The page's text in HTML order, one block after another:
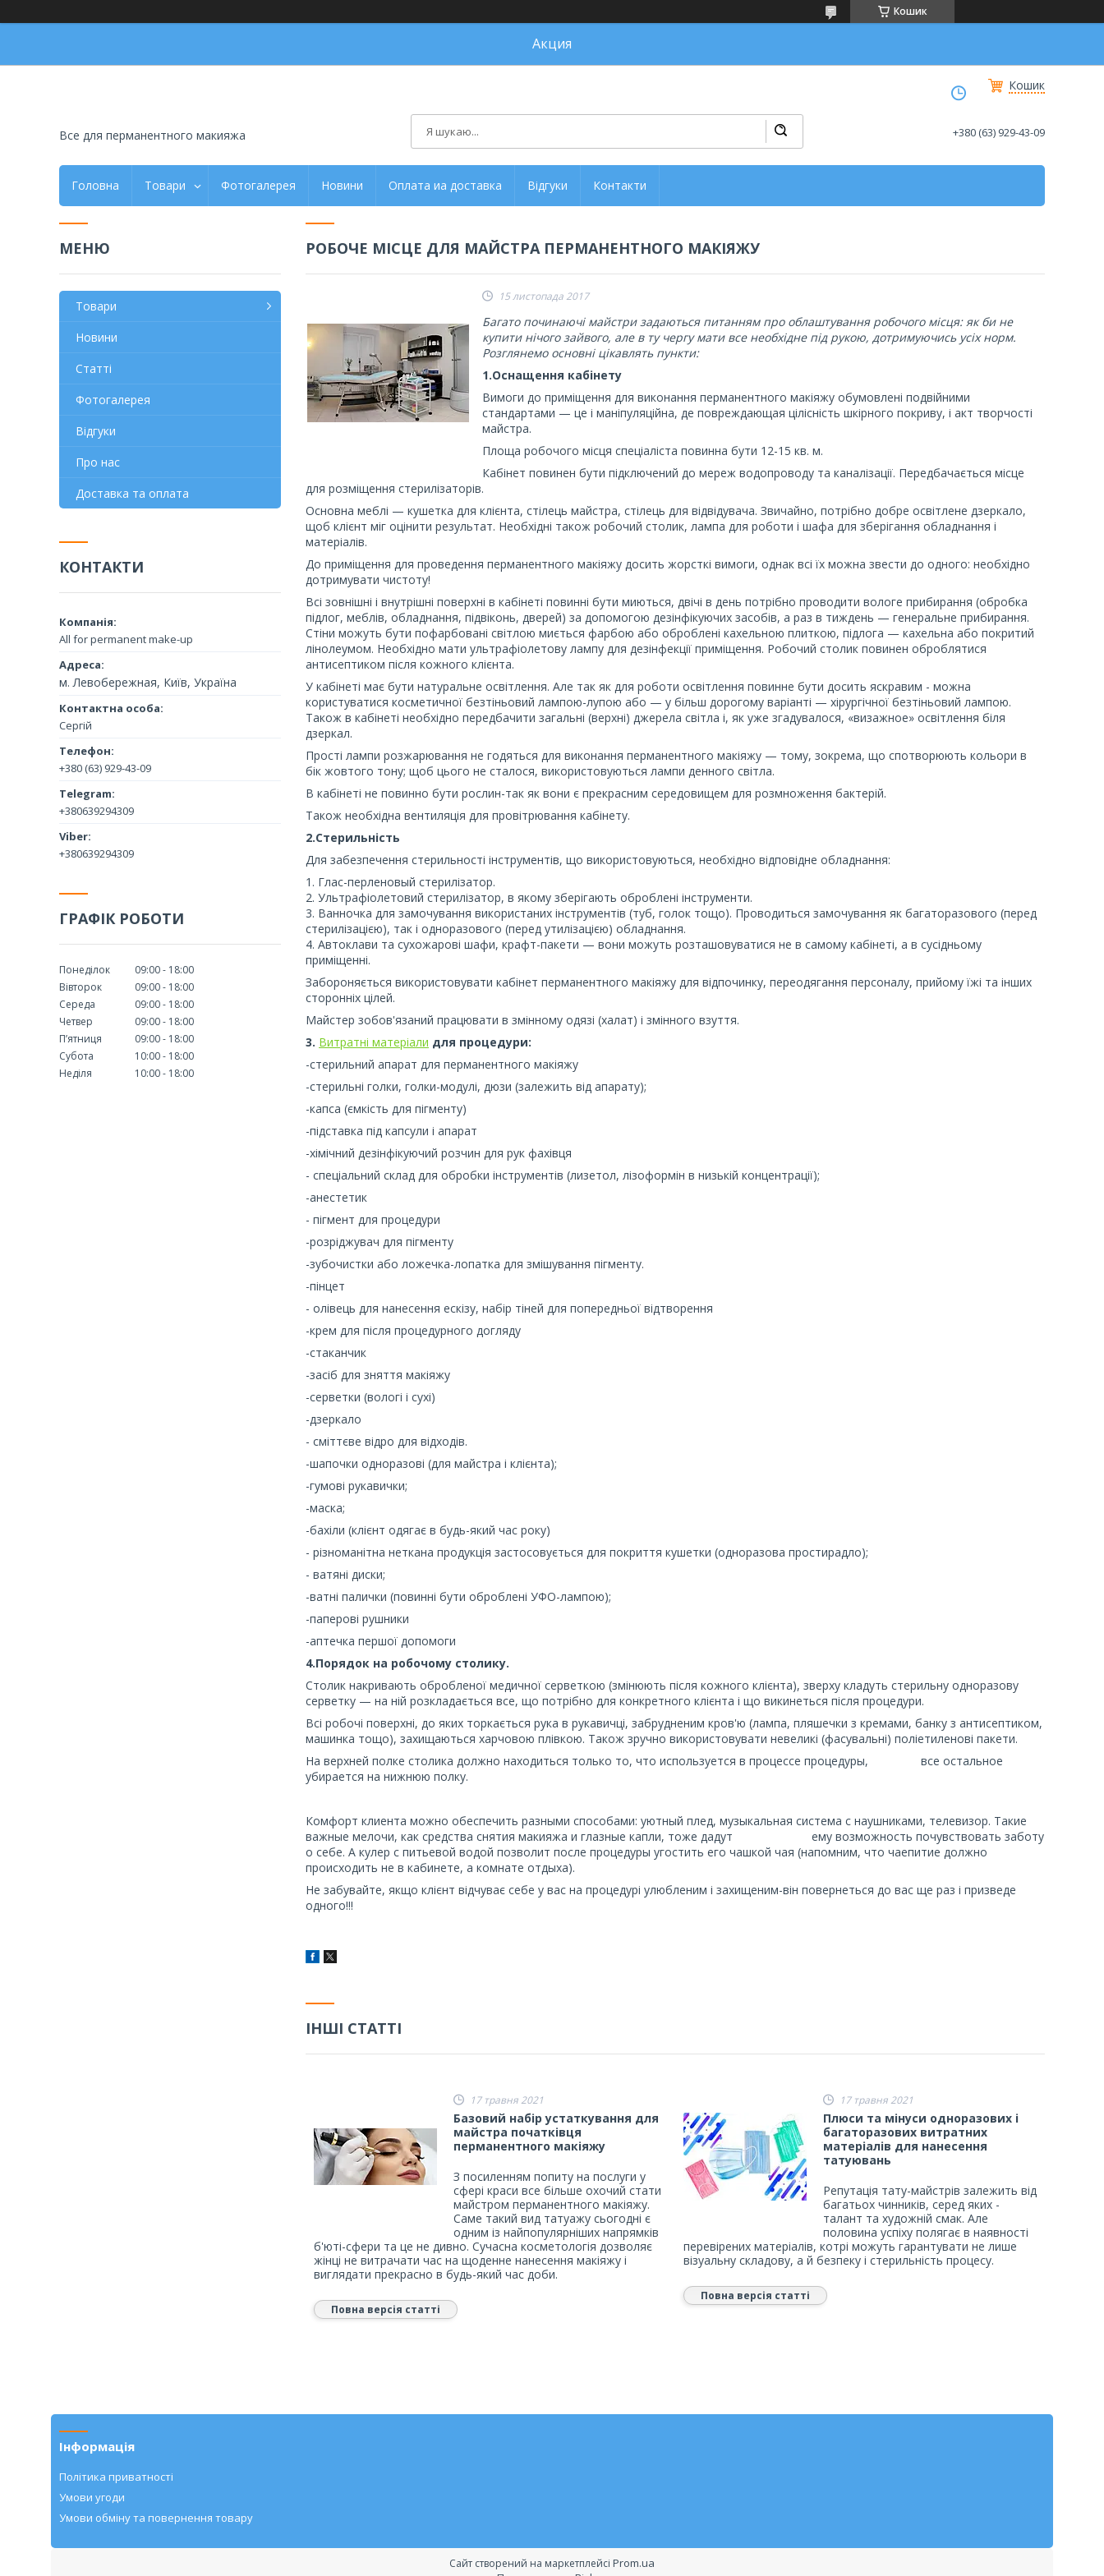
Кошик
Акция
Кошик
Все для перманентного макияжа +380 (63) 929-43-09
Головна Товари Фотогалерея Новини Оплата иа доставка Відгуки Контакти
РОБОЧЕ МІСЦЕ ДЛЯ МАЙСТРА ПЕРМАНЕНТНОГО МАКІЯЖУ
15 листопада 2017
Багато починаючі майстри задаються питанням про облаштування робочого місця: як би не
купити нічого зайвого, але в ту чергу мати все необхідне під рукою, дотримуючись усіх норм.
Розглянемо основні цікавлять пункти:
1.Оснащення кабінету
Вимоги до приміщення для виконання перманентного макіяжу обумовлені подвійними
стандартами — це і маніпуляційна, де повреждающая цілісність шкірного покриву, і акт творчості
майстра.
Площа робочого місця спеціаліста повинна бути 12-15 кв. м.
Кабінет повинен бути підключений до мереж водопроводу та каналізації. Передбачається місце
для розміщення стерилізаторів.
Основна меблі — кушетка для клієнта, стілець майстра, стілець для відвідувача. Звичайно, потрібно добре освітлене дзеркало,
щоб клієнт міг оцінити результат. Необхідні також робочий столик, лампа для роботи і шафа для зберігання обладнання і
матеріалів.
До приміщення для проведення перманентного макіяжу досить жорсткі вимоги, однак всі їх можна звести до одного: необхідно
дотримувати чистоту!
Всі зовнішні і внутрішні поверхні в кабінеті повинні бути миються, двічі в день потрібно проводити вологе прибирання (обробка
підлог, меблів, обладнання, підвіконь, дверей) за допомогою дезінфікуючих засобів, а раз в тиждень — генеральне прибирання.
Стіни можуть бути пофарбовані світлою миється фарбою або оброблені кахельною плиткою, підлога — кахельна або покритий
лінолеумом. Необхідно мати ультрафіолетову лампу для дезінфекції приміщення. Робочий столик повинен оброблятися
антисептиком після кожного клієнта.
У кабінеті має бути натуральне освітлення. Але так як для роботи освітлення повинне бути досить яскравим - можна
користуватися косметичної безтіньовий лампою-лупою або — у більш дорогому варіанті — хірургічної безтіньовий лампою.
Також в кабінеті необхідно передбачити загальні (верхні) джерела світла і, як уже згадувалося, «визажное» освітлення біля
дзеркал.
Прості лампи розжарювання не годяться для виконання перманентного макіяжу — тому, зокрема, що спотворюють кольори в
бік жовтого тону; щоб цього не сталося, використовуються лампи денного світла.
В кабінеті не повинно бути рослин-так як вони є прекрасним середовищем для розмноження бактерій.
Також необхідна вентиляція для провітрювання кабінету.
2.Стерильність
Для забезпечення стерильності інструментів, що використовуються, необхідно відповідне обладнання:
1. Глас-перленовый стерилізатор.
2. Ультрафіолетовий стерилізатор, в якому зберігають оброблені інструменти.
3. Ванночка для замочування використаних інструментів (туб, голок тощо). Проводиться замочування як багаторазового (перед
стерилізацією), так і одноразового (перед утилізацією) обладнання.
4. Автоклави та сухожарові шафи, крафт-пакети — вони можуть розташовуватися не в самому кабінеті, а в сусідньому
приміщенні.
Забороняється використовувати кабінет перманентного макіяжу для відпочинку, переодягання персоналу, прийому їжі та інших
сторонніх цілей.
Майстер зобов'язаний працювати в змінному одязі (халат) і змінного взуття.
3. Витратні матеріали для процедури:
-стерильний апарат для перманентного макіяжу
-стерильні голки, голки-модулі, дюзи (залежить від апарату);
-капса (ємкість для пігменту)
-підставка під капсули і апарат
-хімічний дезінфікуючий розчин для рук фахівця
- спеціальний склад для обробки інструментів (лизетол, лізоформін в низькій концентрації);
-анестетик
- пігмент для процедури
-розріджувач для пігменту
-зубочистки або ложечка-лопатка для змішування пігменту.
-пінцет
- олівець для нанесення ескізу, набір тіней для попередньої відтворення
-крем для після процедурного догляду
-стаканчик
-засіб для зняття макіяжу
-серветки (вологі і сухі)
-дзеркало
- сміттєве відро для відходів.
-шапочки одноразові (для майстра і клієнта);
-гумові рукавички;
-маска;
-бахіли (клієнт одягає в будь-який час року)
- різноманітна неткана продукція застосовується для покриття кушетки (одноразова простирадло);
- ватяні диски;
-ватні палички (повинні бути оброблені УФО-лампою);
-паперові рушники
-аптечка першої допомоги
4.Порядок на робочому столику.
Столик накривають обробленої медичної серветкою (змінюють після кожного клієнта), зверху кладуть стерильну одноразову
серветку — на ній розкладається все, що потрібно для конкретного клієнта і що викинеться після процедури.
Всі робочі поверхні, до яких торкається рука в рукавичці, забрудненим кров'ю (лампа, пляшечки з кремами, банку з антисептиком,
машинка тощо), захищаються харчовою плівкою. Також зручно використовувати невеликі (фасувальні) поліетиленові пакети.
На верхней полке столика должно находиться только то, что используется в процессе процедуры, все остальное
убирается на нижнюю полку.
Комфорт клиента можно обеспечить разными способами: уютный плед, музыкальная система с наушниками, телевизор. Такие
важные мелочи, как средства снятия макияжа и глазные капли, тоже дадут ему возможность почувствовать заботу
о себе. А кулер с питьевой водой позволит после процедуры угостить его чашкой чая (напомним, что чаепитие должно
происходить не в кабинете, а комнате отдыха).
Не забувайте, якщо клієнт відчуває себе у вас на процедурі улюбленим і захищеним-він повернеться до вас ще раз і призведе
одного!!!
ІНШІ СТАТТІ
17 травня 2021
Базовий набір устаткування для
майстра початківця
перманентного макіяжу
З посиленням попиту на послуги у
сфері краси все більше охочий стати
майстром перманентного макіяжу.
Саме такий вид татуажу сьогодні є
одним із найпопулярніших напрямків
б'юті-сфери та це не дивно. Сучасна косметологія дозволяє
жінці не витрачати час на щоденне нанесення макіяжу і
виглядати прекрасно в будь-який час доби.
Повна версія статті
17 травня 2021
Плюси та мінуси одноразових і
багаторазових витратних
матеріалів для нанесення
татуювань
Репутація тату-майстрів залежить від
багатьох чинників, серед яких -
талант та художній смак. Але
половина успіху полягає в наявності
перевірених матеріалів, котрі можуть гарантувати не лише
візуальну складову, а й безпеку і стерильність процесу.
Повна версія статті
Товари
Новини
Статті
Фотогалерея
Відгуки
Про нас
Доставка та оплата
КОНТАКТИ
All for permanent make-up
м. Левобережная, Київ, Україна
Сергій
+380 (63) 929-43-09
+380639294309
+380639294309
ГРАФІК РОБОТИ
Понеділок 09:00
18:00
Вівторок
09:00
18:00
Середа
09:00
18:00
Четвер
09:00
18:00
Пʼятниця
09:00
18:00
Субота
10:00
18:00
Неділя
10:00 18:00
Інформація
Політика приватності
Умови угоди
Умови обміну та повернення товару
Сайт створений на маркетплейсі Prom.ua